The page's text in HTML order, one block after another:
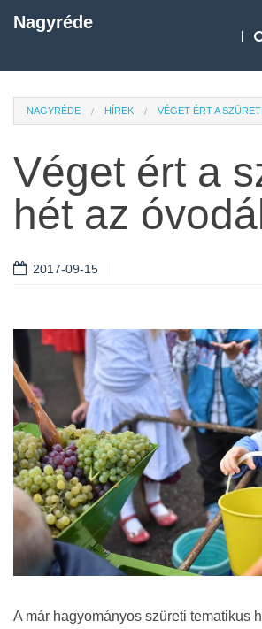
Nagyréde
NAGYRÉDE HÍREK VÉGET ÉRT A
Véget ért a
hét az
2017-09-15
A már hagyományos szüreti tematikus